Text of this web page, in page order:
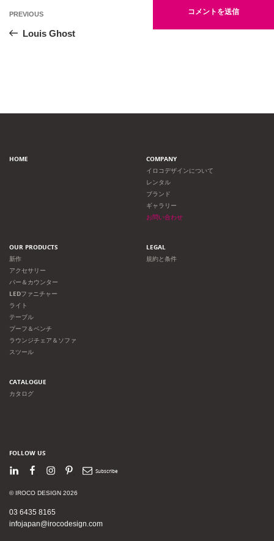
投
稿
ゲ
シ
Previous
PREVIOUS
Louis Ghost
HOME
COMPANY
イロコデザインについて
レンタル
ブランド
ギャラリー
お問い合わせ
OUR PRODUCTS
新作
アクセサリー
バー＆カウンター
LEDファニチャー
ライト
テーブル
プーフ＆ベンチ
ラウンジチェア＆ソファ
スツール
LEGAL
規約と条件
CATALOGUE
カタログ
FOLLOW US
LinkedInFacebook
Instagram
PinterestNewsletter
© IROCO DESIGN 2026
03 6435 8165
infojapan@irocodesign.com